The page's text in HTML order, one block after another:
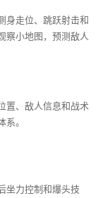
身走位、跳跃射击和
察小地图，预测敌人
置、敌人信息和战术
。
坐力控制和爆头技